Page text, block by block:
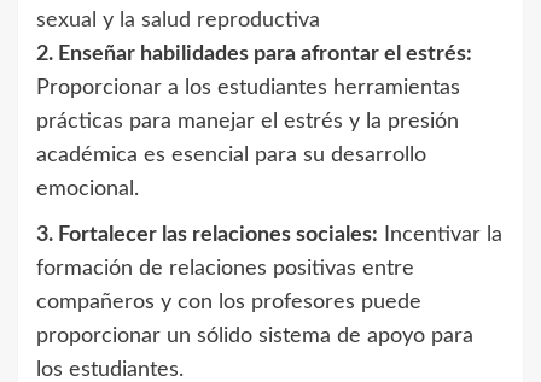
sexual y la salud reproductiva
2. Enseñar habilidades para afrontar el estrés:
Proporcionar a los estudiantes herramientas
prácticas para manejar el estrés y la presión
académica es esencial para su desarrollo
emocional.
3. Fortalecer las relaciones sociales: Incentivar la
formación de relaciones positivas entre
compañeros y con los profesores puede
proporcionar un sólido sistema de apoyo para
los estudiantes.